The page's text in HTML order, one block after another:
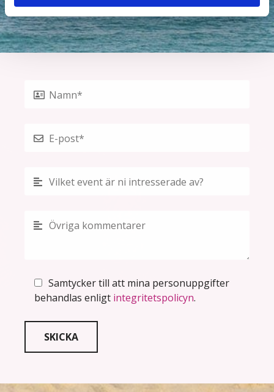
Samtycker till att mina personuppgifter
behandlas enligt integritetspolicyn.